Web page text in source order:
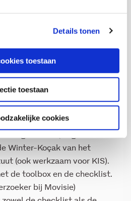
Details tonen
toestaan
toestaan
cookies
voorbij
Inclusief
de Jong van
Winter-Koçak van het
(ook werkzaam voor KIS).
de toolbox en de checklist.
bij Movisie)